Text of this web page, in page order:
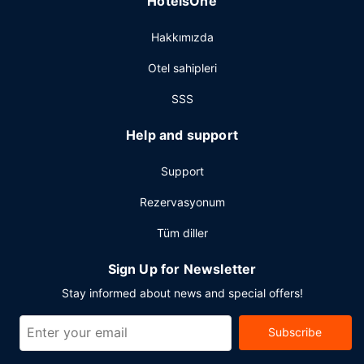
ayak kare alanda konferans merkezi ve 7 toplantı odası
Hakkımızda
Otel sahipleri
SSS
Help and support
Support
Rezervasyonum
Tüm diller
Sign Up for Newsletter
Stay informed about news and special offers!
Subscribe